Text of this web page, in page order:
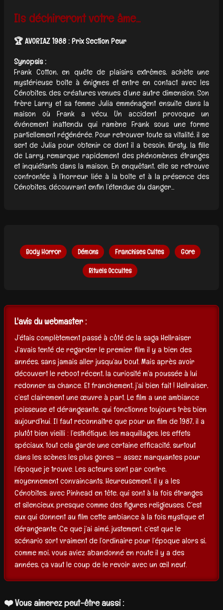
Ils déchireront votre âme...
🏆 AVORIAZ 1988 : Prix Section Peur
Synopsis :
Frank Cotton, en quête de plaisirs extrêmes, achète une
mystérieuse boîte à énigmes et entre en contact avec les
Cénobites, des créatures venues d’une autre dimension. Son
frère Larry et sa femme Julia emménagent ensuite dans la
maison où Frank a vécu. Un accident provoque un
événement inattendu qui ramène Frank sous une forme
partiellement régénérée. Pour retrouver toute sa vitalité, il se
sert de Julia pour obtenir ce dont il a besoin. Kirsty, la fille
de Larry, remarque rapidement des phénomènes étranges
et inquiétants dans la maison. En enquêtant, elle se retrouve
confrontée à l’horreur liée à la boîte et à la présence des
Cénobites, découvrant enfin l’étendue du danger...
Body Horror Démons Franchises Cultes Gore
Rituels Occultes
L'avis du webmaster :
J’étais complètement passé à côté de la saga Hellraiser
J’avais tenté de regarder le premier film il y a bien des
années, sans jamais aller jusqu’au bout. Mais après avoir
découvert le reboot récent, la curiosité m’a poussée à lui
redonner sa chance. Et franchement, j’ai bien fait ! Hellraiser,
c’est clairement une œuvre à part. Le film a une ambiance
poisseuse et dérangeante, qui fonctionne toujours très bien
aujourd’hui. Il faut reconnaître que pour un film de 1987, il a
plutôt bien vieilli : l’esthétique, les maquillages, les effets
spéciaux, tout cela garde une certaine efficacité, surtout
dans les scènes les plus gores — assez marquantes pour
l’époque je trouve. Les acteurs sont par contre,
moyennement convaincants. Heureusement, il y a les
Cénobites, avec Pinhead en tête, qui sont à la fois étranges
et silencieux, presque comme des figures religieuses. C’est
eux qui donnent au film cette ambiance à la fois mystique et
dérangeante. Ce que j’ai aimé, justement, c’est que le
scénario sort vraiment de l’ordinaire pour l’époque alors si,
comme moi, vous aviez abandonné en route il y a des
années, ça vaut le coup de le revoir avec un œil neuf.
❤️ Vous aimerez peut-être aussi :